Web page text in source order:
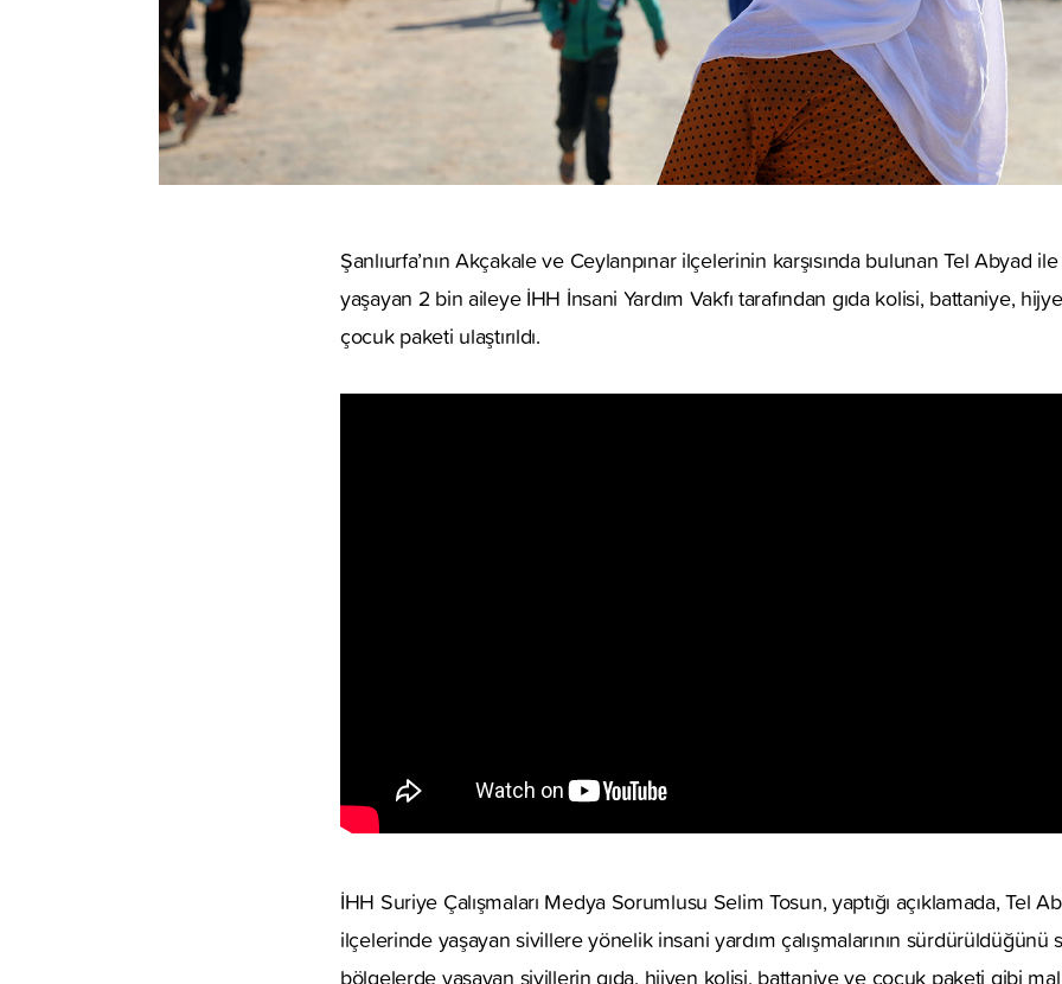
Şanlıurfa’nın Akçakale ve Ceylanpınar ilçelerinin karşısında bulunan Tel Abyad
yaşayan 2 bin aileye İHH İnsani Yardım Vakfı tarafından gıda kolisi, battaniye,
çocuk paketi ulaştırıldı.
İHH Suriye Çalışmaları Medya Sorumlusu Selim Tosun, yaptığı açıklamada, Tel
ilçelerinde yaşayan sivillere yönelik insani yardım çalışmalarının sürdürüldüğünü
bölgelerde yaşayan sivillerin gıda, hijyen kolisi, battaniye ve çocuk paketi gibi